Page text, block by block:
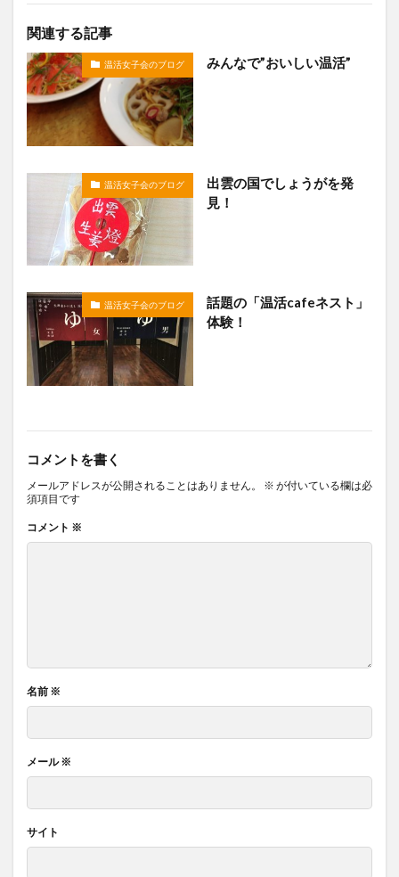
関連する記事
温活女子会のブログ みんなで”おいしい温活”
温活女子会のブログ
出雲の国でしょうがを発
見！
温活女子会のブログ
話題の「温活cafeネスト」
体験！
コメントを書く
メールアドレスが公開されることはありません。 ※ が付いている欄は必
須項目です
コメント ※
名前 ※
メール※
サイト